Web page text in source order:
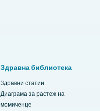
Здравна библиотека
Здравни статии
Диаграма за растеж на
момиченце